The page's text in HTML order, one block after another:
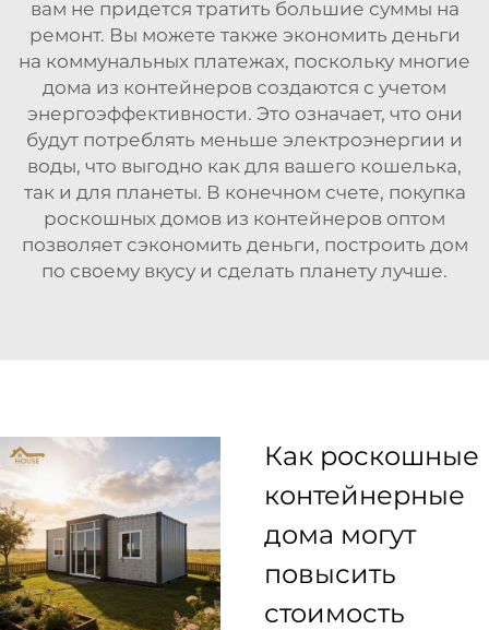
вам не придется тратить большие суммы на
ремонт. Вы можете также экономить деньги
на коммунальных платежах, поскольку многие
дома из контейнеров создаются с учетом
энергоэффективности. Это означает, что они
будут потреблять меньше электроэнергии и
воды, что выгодно как для вашего кошелька,
так и для планеты. В конечном счете, покупка
роскошных домов из контейнеров оптом
позволяет сэкономить деньги, построить дом
по своему вкусу и сделать планету лучше.
Как роскошные
контейнерные
дома могут
повысить
стоимость